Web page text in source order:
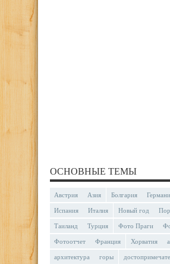
ОСНОВНЫЕ ТЕМЫ
Австрия Азия Болгария
Испания Италия Новый год
Таиланд Турция Фото Праги
Фотоотчет Франция Хорватия
архитектура горы